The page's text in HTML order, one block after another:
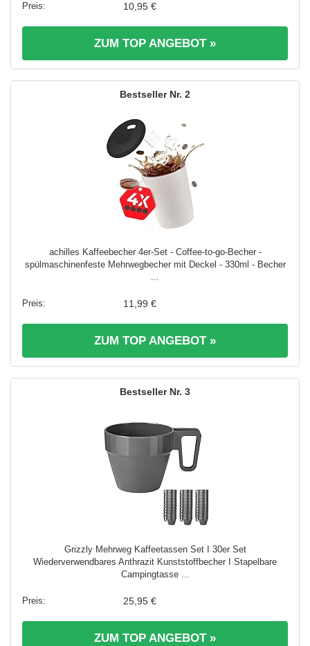
10,95 €
ZUM TOP ANGEBOT »
2
achilles Kaffeebecher 4er-Set - Coffee-to-go-Becher -
spülmaschinenfeste Mehrwegbecher mit Deckel - 330ml - Becher
...
11,99 €
ZUM TOP ANGEBOT »
3
Grizzly Mehrweg Kaffeetassen Set I 30er Set
Wiederverwendbares Anthrazit Kunststoffbecher I Stapelbare
Campingtasse ...
25,95 €
ZUM TOP ANGEBOT »